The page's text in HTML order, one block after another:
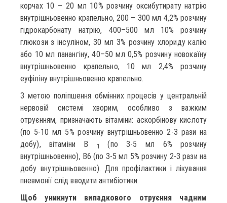
корчах 10 – 20 мл 10% розчину оксибутирату натрію
внутрішньовенно крапельно, 200 – 300 мл 4,2% розчину
гідрокарбонату натрію, 400–500 мл 10% розчину
глюкози з інсуліном, 30 мл 3% розчину хлориду калію
або 10 мл панангіну, 40–50 мл 0,5% розчину новокаїну
внутрішньовенно крапельно, 10 мл 2,4% розчину
еуфіліну внутрішньовенно крапельно.
З метою поліпшення обмінних процесів у центральній
нервовій системі хворим, особливо з важким
отруєнням, призначають вітаміни: аскорбінову кислоту
(по 5-10 мл 5% розчину внутрішньовенно 2-3 рази на
добу), вітаміни В
1(по 3-5 мл 6% розчину
внутрішньовенно), В6 (по 3-5 мл 5% розчину 2-3 рази на
добу внутрішньовенно). Для профілактики і лікування
пневмонії слід вводити антибіотики.
Щоб уникнути випадкового отруєння чадним